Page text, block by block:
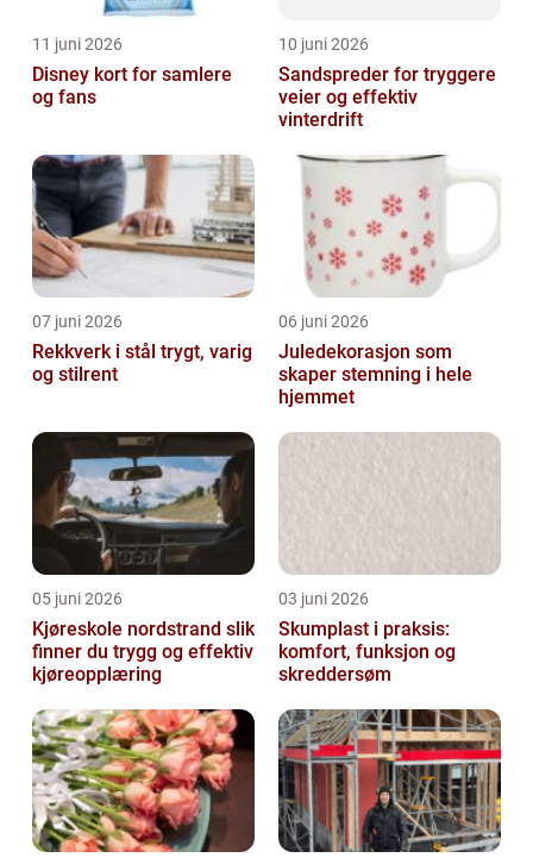
11 juni 2026
Disney kort for samlere
og fans
10 juni 2026
Sandspreder for tryggere
veier og effektiv
vinterdrift
07 juni 2026
Rekkverk i stål trygt, varig
og stilrent
06 juni 2026
Juledekorasjon som
skaper stemning i hele
hjemmet
05 juni 2026
Kjøreskole nordstrand slik
finner du trygg og effektiv
kjøreopplæring
03 juni 2026
Skumplast i praksis:
komfort, funksjon og
skreddersøm